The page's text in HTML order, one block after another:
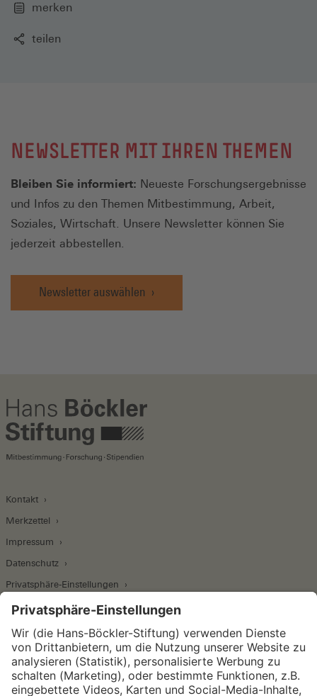
merken
teilen
NEWSLETTER MIT IHREN THEMEN
Bleiben Sie informiert: Neueste Forschungsergebnisse
und Infos zu den Themen Mitbestimmung, Arbeit,
Soziales, Wirtschaft. Unsere Newsletter können Sie
jederzeit abbestellen.
Newsletter auswählen
Kontakt
Merkzettel
Impressum
Datenschutz
Privatsphäre-Einstellungen
Wirtschafts- und Sozialwissenschaftliches Institut